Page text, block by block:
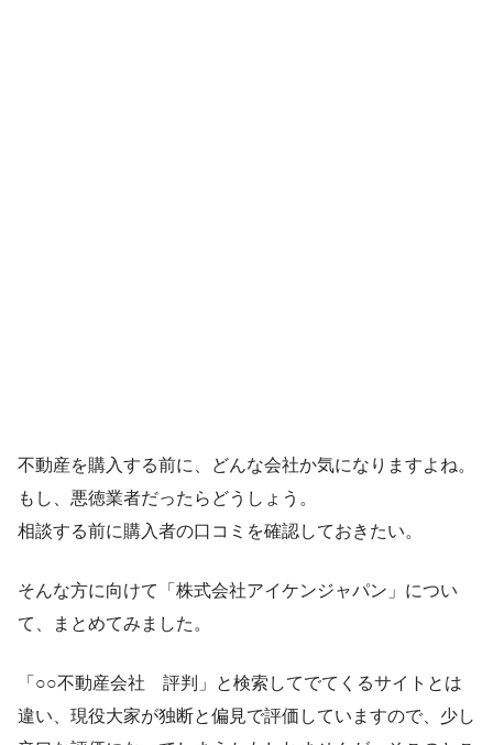
不動産を購入する前に、どんな会社か気になりますよね。
もし、悪徳業者だったらどうしょう。
相談する前に購入者の口コミを確認しておきたい。
そんな方に向けて「株式会社アイケンジャパン」につい
て、まとめてみました。
「○○不動産会社 評判」と検索してでてくるサイトとは
違い、現役大家が独断と偏見で評価していますので、少し